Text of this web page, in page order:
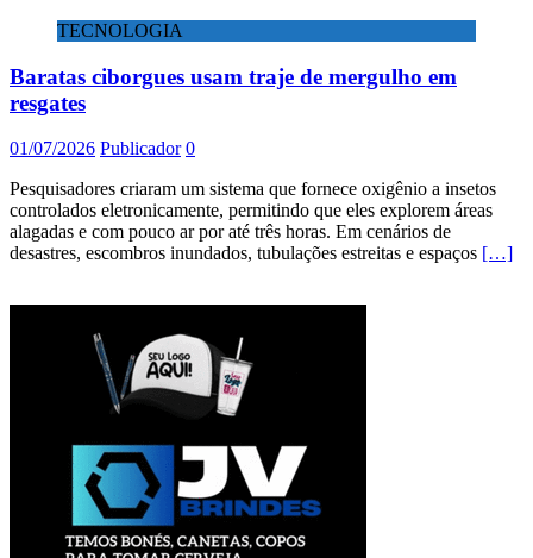
TECNOLOGIA
Baratas ciborgues usam traje de mergulho em
resgates
01/07/2026 Publicador 0
Pesquisadores criaram um sistema que fornece oxigênio a insetos
controlados eletronicamente, permitindo que eles explorem áreas
alagadas e com pouco ar por até três horas. Em cenários de
desastres, escombros inundados, tubulações estreitas e espaços […]